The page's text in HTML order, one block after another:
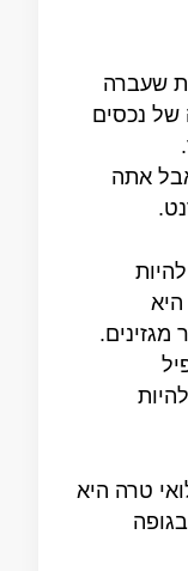
שעברה
נכסים
אתה
טרה היא